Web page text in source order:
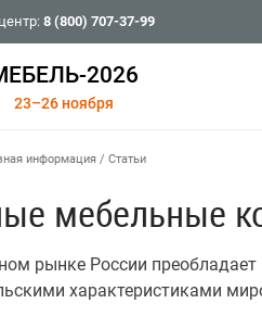
8 (800) 707-37-99
2026
23–26 ноября
информация / Статьи
мебельные
рынке России преобладает
характеристиками